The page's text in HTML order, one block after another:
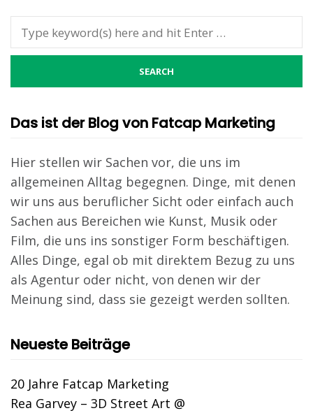
Das ist der Blog von Fatcap Marketing
Hier stellen wir Sachen vor, die uns im
allgemeinen Alltag begegnen. Dinge, mit denen
wir uns aus beruflicher Sicht oder einfach auch
Sachen aus Bereichen wie Kunst, Musik oder
Film, die uns ins sonstiger Form beschäftigen.
Alles Dinge, egal ob mit direktem Bezug zu uns
als Agentur oder nicht, von denen wir der
Meinung sind, dass sie gezeigt werden sollten.
Neueste Beiträge
20 Jahre Fatcap Marketing
Rea Garvey – 3D Street Art @